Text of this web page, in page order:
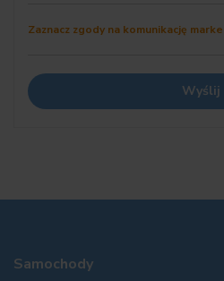
speed ACC)
Tylne światła LED
Uchwyty na kubki w konsoli
Zegarek analogowy
Światła przeciwmgielne LED, przód
Zaznacz zgody na komunikację
Samochody